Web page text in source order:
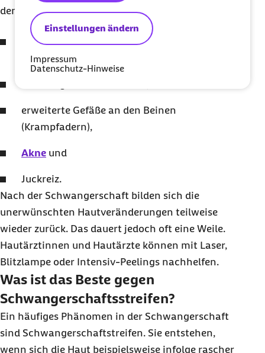
Einstellungen ändern
Impressum
Datenschutz-Hinweise
den typischen Hautveränderungen gehören:
vermehrte Haut- und
Schleimhautpigmentierung,
erweiterte Gefäße an den Beinen
(Krampfadern),
Akne und
Juckreiz.
Nach der Schwangerschaft bilden sich die
unerwünschten Hautveränderungen teilweise
wieder zurück. Das dauert jedoch oft eine Weile.
Hautärztinnen und Hautärzte können mit Laser,
Blitzlampe oder Intensiv-Peelings nachhelfen.
Was ist das Beste gegen
Schwangerschaftsstreifen?
Ein häufiges Phänomen in der Schwangerschaft
sind Schwangerschaftstreifen. Sie entstehen,
wenn sich die Haut beispielsweise infolge rascher